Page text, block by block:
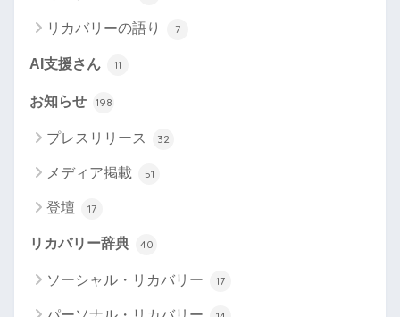
リカバリーの語り 7
AI支援さん 11
お知らせ 198
プレスリリース 32
メディア掲載 51
登壇 17
リカバリー辞典 40
ソーシャル・リカバリー 17